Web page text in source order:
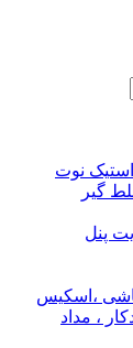
نوت
گیر
پنل
،اسکیس
، مداد